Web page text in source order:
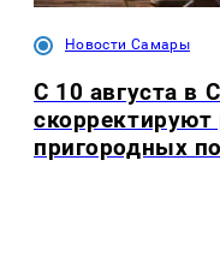
Новости Самары
С 10 августа в
скорректируют
пригородных